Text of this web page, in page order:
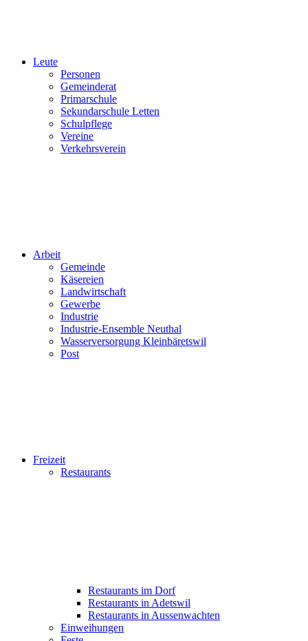
Leute
Personen
Gemeinderat
Primarschule
Sekundarschule Letten
Schulpflege
Vereine
Verkehrsverein
Arbeit
Gemeinde
Käsereien
Landwirtschaft
Gewerbe
Industrie
Industrie-Ensemble Neuthal
Wasserversorgung Kleinbäretswil
Post
Freizeit
Restaurants
Restaurants im Dorf
Restaurants in Adetswil
Restaurants in Aussenwachten
Einweihungen